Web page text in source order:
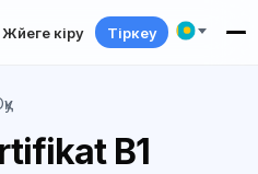
Жүйеге кіру Тіркеу
B1